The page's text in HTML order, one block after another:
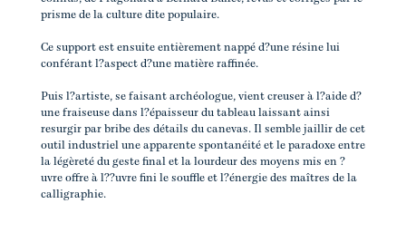
prisme de la culture dite populaire.
Ce support est ensuite entièrement nappé d?une résine lui
conférant l?aspect d?une matière raffinée.
Puis l?artiste, se faisant archéologue, vient creuser à l?aide d?
une fraiseuse dans l?épaisseur du tableau laissant ainsi
resurgir par bribe des détails du canevas. Il semble jaillir de cet
outil industriel une apparente spontanéité et le paradoxe entre
la légèreté du geste final et la lourdeur des moyens mis en ?
uvre offre à l??uvre fini le souffle et l?énergie des maîtres de la
calligraphie.